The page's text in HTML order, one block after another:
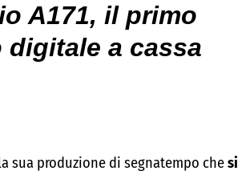
A171, il primo
digitale a cassa
sua produzione di segnatempo chesi